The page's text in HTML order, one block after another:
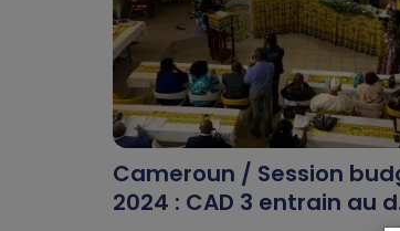
Cameroun / Session
2024 : CAD 3 entrain au